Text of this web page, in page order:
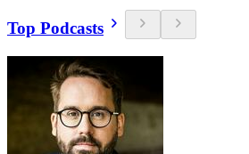
Top Podcasts